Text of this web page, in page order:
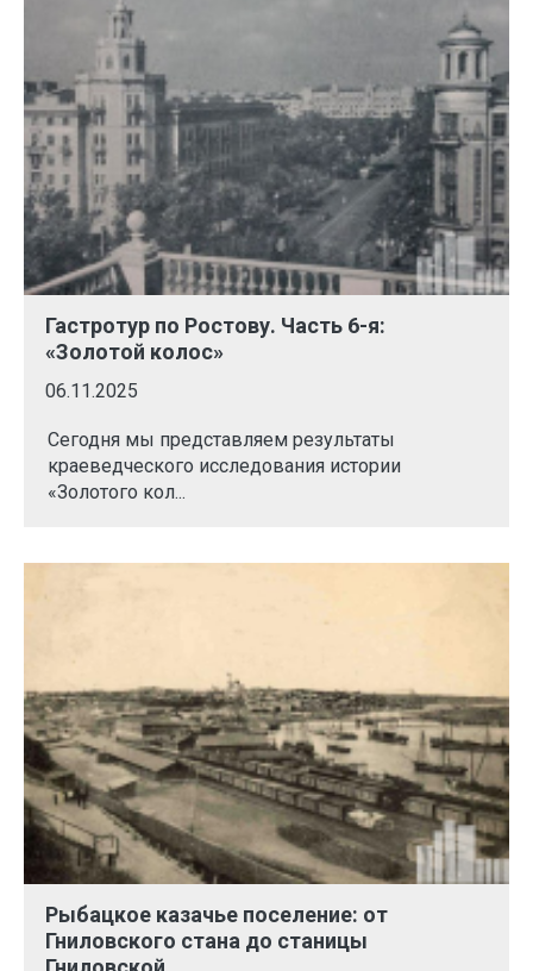
Гастротур по Ростову. Часть 6-я:
«Золотой колос»
06.11.2025
Сегодня мы представляем результаты
краеведческого исследования истории
«Золотого кол...
Рыбацкое казачье поселение: от
Гниловского стана до станицы